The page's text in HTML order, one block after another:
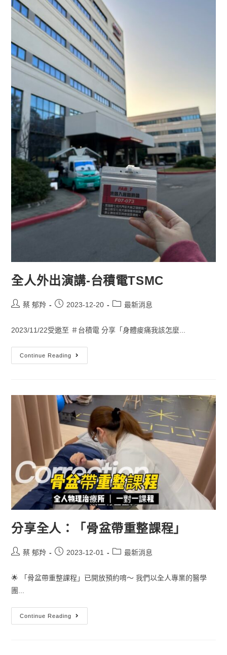
全人外出演講-台積電TSMC
蔡 郁羚 2023-12-20 最新消息
2023/11/22受邀至 ＃台積電 分享「身體痠痛我該怎麼...
Continue Reading
分享全人：「骨盆帶重整課程」
蔡 郁羚 2023-12-01 最新消息
🌟 「骨盆帶重整課程」已開放預約唷～ 我們以全人專業的醫學
團...
Continue Reading